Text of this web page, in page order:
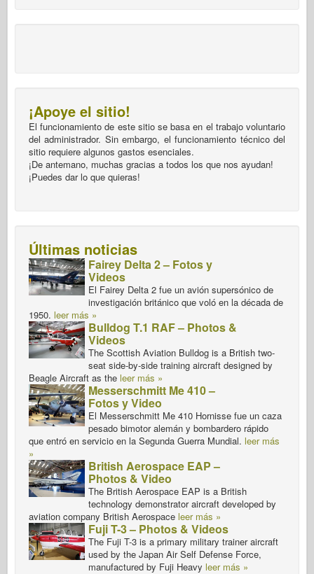
¡Apoye el sitio!
El funcionamiento de este sitio se basa en el trabajo voluntario
del administrador. Sin embargo, el funcionamiento técnico del
sitio requiere algunos gastos esenciales.
¡De antemano, muchas gracias a todos los que nos ayudan!
¡Puedes dar lo que quieras!
Últimas noticias
Fairey Delta 2 – Fotos y
Videos
El Fairey Delta 2 fue un avión supersónico de
investigación británico que voló en la década de
1950. leer más »
Bulldog T.1 RAF – Photos &
Videos
The Scottish Aviation Bulldog is a British two-
seat side-by-side training aircraft designed by
Beagle Aircraft as the leer más »
Messerschmitt Me 410 –
Fotos y Video
El Messerschmitt Me 410 Hornisse fue un caza
pesado bimotor alemán y bombardero rápido
que entró en servicio en la Segunda Guerra Mundial. leer más
»
British Aerospace EAP –
Photos & Video
The British Aerospace EAP is a British
technology demonstrator aircraft developed by
aviation company British Aerospace leer más »
Fuji T-3 – Photos & Videos
The Fuji T-3 is a primary military trainer aircraft
used by the Japan Air Self Defense Force,
manufactured by Fuji Heavy leer más »